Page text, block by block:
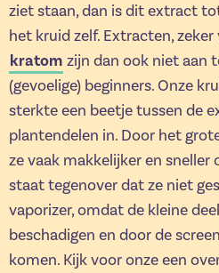
ziet staan, dan is dit extract
het kruid zelf. Extracten,
kratom zijn dan ook niet aan
(gevoelige) beginners. Onze
sterkte een beetje tussen de
plantendelen in. Door het
ze vaak makkelijker en sneller
staat tegenover dat ze niet
vaporizer, omdat de kleine
beschadigen en door de
komen. Kijk voor onze een